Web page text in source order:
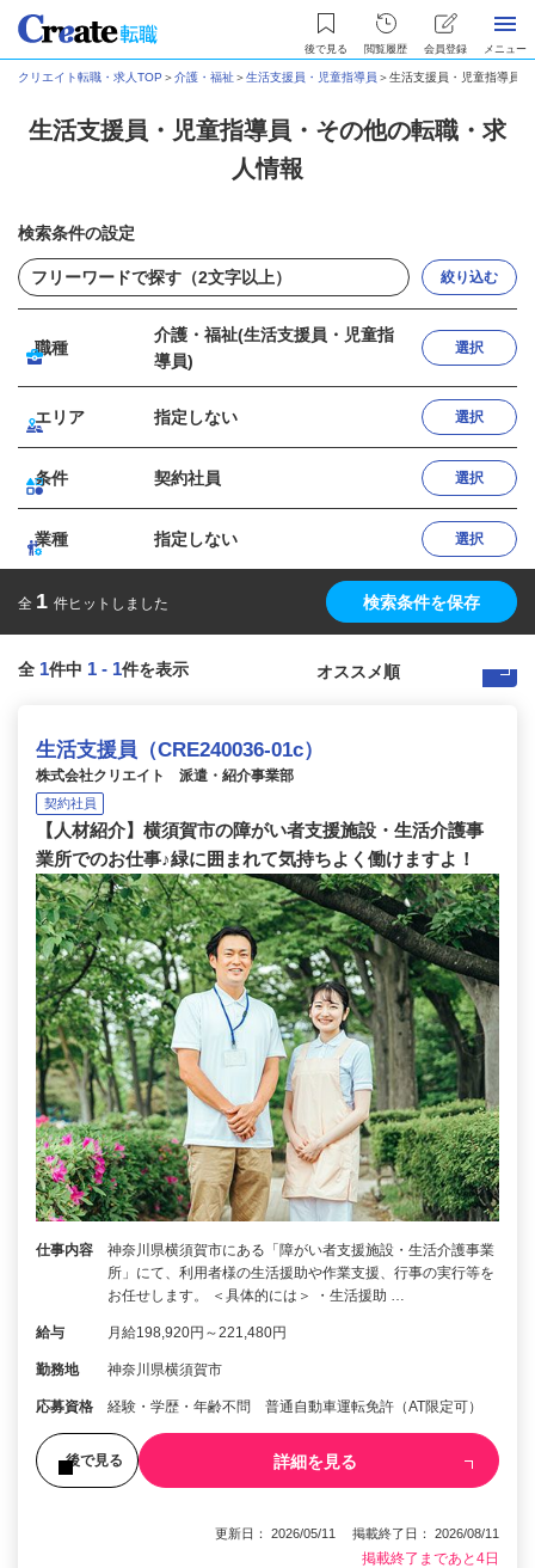
後で見る 閲覧履歴 会員登録 メニュー
クリエイト転職・求人TOP ＞介護・福祉＞生活支援員・児童指導員 ＞生活支援員・児童指導員
生活支援員・児童指導員・その他の転職・求
人情報
検索条件の設定
絞り込む
職種
介護・福祉(生活支援員・児童指
導員)
選択
エリア 指定しない 選択
条件 契約社員 選択
業種 指定しない 選択
全 1 件ヒットしました 検索条件を保存
全 1件中 1 - 1件を表示
生活支援員（CRE240036-01c）
株式会社クリエイト 派遣・紹介事業部
契約社員
【人材紹介】横須賀市の障がい者支援施設・生活介護事
業所でのお仕事♪緑に囲まれて気持ちよく働けますよ！
仕事内容
神奈川県横須賀市にある「障がい者支援施設・生活介護事業
所」にて、利用者様の生活援助や作業支援、行事の実行等を
お任せします。 ＜具体的には＞ ・生活援助 …
給与 月給198,920円～221,480円
勤務地 神奈川県横須賀市
応募資格 経験・学歴・年齢不問 普通自動車運転免許（AT限定可）
後で見る 詳細を見る
更新日： 2026/05/11 掲載終了日： 2026/08/11
掲載終了まであと4日